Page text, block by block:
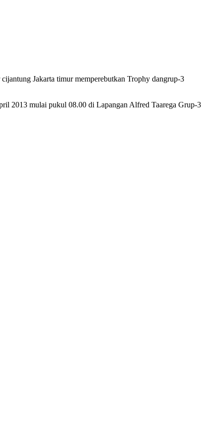
Jakarta timur memperebutkan Trophy dangrup-3
2013 mulai pukul 08.00 di Lapangan Alfred Taarega Grup-3